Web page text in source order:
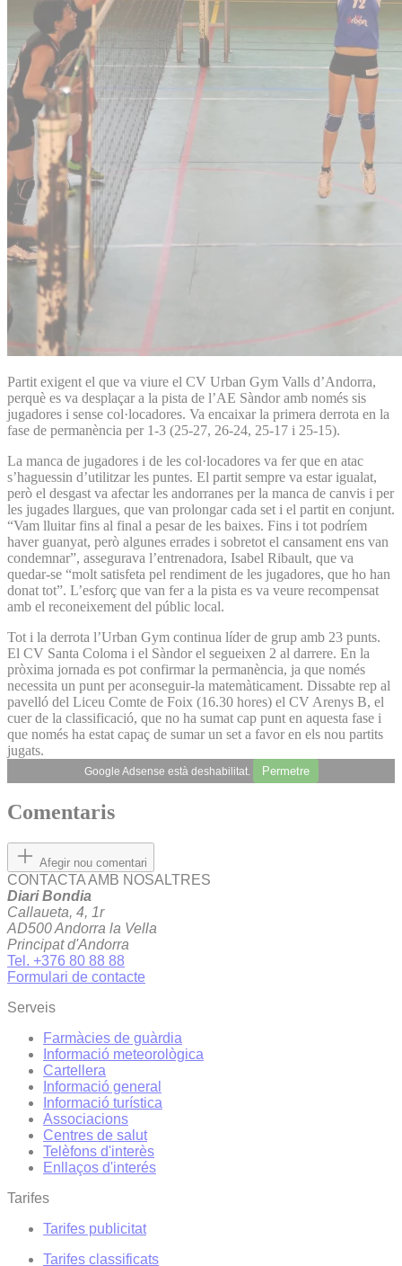
Partit exigent el que va viure el CV Urban Gym Valls d’An­dorra,
perquè es va desplaçar a la pista de l’AE Sàndor amb només sis
jugadores i sense col·locadores. Va encaixar la primera derrota en la
fase de permanència per 1-3 (25-27, 26-24, 25-17 i 25-15).
La manca de jugadores i de les col·locadores va fer que en atac
s’haguessin d’utilitzar les puntes. El partit sempre va estar igualat,
però el desgast va afectar les andorranes per la manca de canvis i per
les jugades llargues, que van prolongar cada set i el partit en conjunt.
“Vam lluitar fins al final a pesar de les baixes. Fins i tot podríem
haver guanyat, però algunes errades i sobretot el cansament ens van
condemnar”, assegurava l’entrenadora, Isabel Ribault, que va
quedar-se “molt satisfeta pel rendiment de les jugadores, que ho han
donat tot”. L’esforç que van fer a la pista es va veure recompensat
amb el reconeixement del públic local.
Tot i la derrota l’Urban Gym continua líder de grup amb 23 punts.
El CV Santa Coloma i el Sàndor el segueixen 2 al darrere. En la
pròxima jornada es pot confirmar la permanència, ja que només
necessita un punt per aconseguir-la matemàticament. Dissabte rep al
pavelló del Liceu Comte de Foix (16.30 hores) el CV Arenys B, el
cuer de la classificació, que no ha sumat cap punt en aquesta fase i
que només ha estat capaç de sumar un set a favor en els nou partits
jugats.
Google Adsense està deshabilitat. Permetre
Comentaris
Afegir nou comentari
CONTACTA AMB NOSALTRES
Diari Bondia
Callaueta, 4, 1r
AD500 Andorra la Vella
Principat d'Andorra
Tel. +376 80 88 88
Formulari de contacte
Serveis
Farmàcies de guàrdia
Informació meteorològica
Cartellera
Informació general
Informació turística
Associacions
Centres de salut
Telèfons d'interès
Enllaços d'interés
Tarifes
Tarifes publicitat
Tarifes classificats